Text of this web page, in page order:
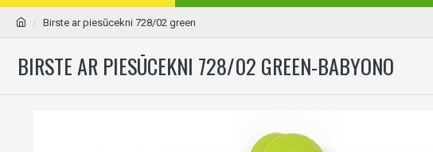
Birste ar piesūcekni 728/02 green
BIRSTE AR PIESŪCEKNI 728/02 GREEN-BABYONO